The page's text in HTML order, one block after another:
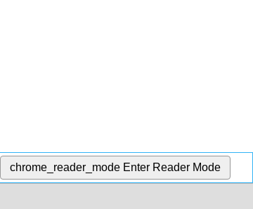
chrome_reader_mode Enter Reader Mode